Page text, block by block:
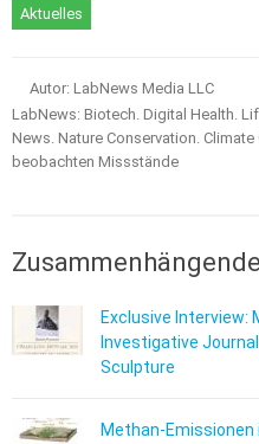
Aktuelles
Autor: LabNews Media LLC
LabNews: Biotech. Digital Health.
News. Nature Conservation.
beobachten Missstände
Exclusive Interview:
Investigative
Sculpture
Methan-Emissionen